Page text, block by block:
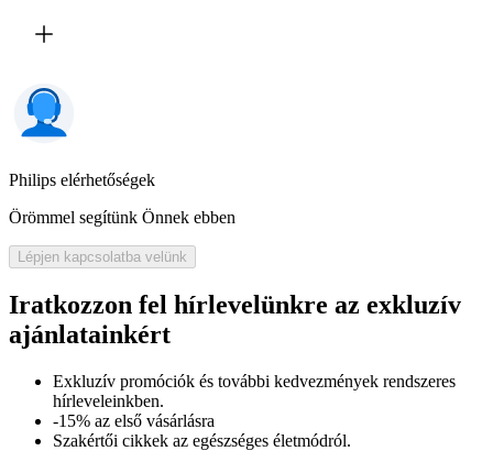
Philips elérhetőségek
Örömmel segítünk Önnek ebben
Lépjen kapcsolatba velünk
Iratkozzon fel hírlevelünkre az exkluzív
ajánlatainkért​
Exkluzív promóciók és további kedvezmények rendszeres
hírleveleinkben.
-15% az első vásárlásra
Szakértői cikkek az egészséges életmódról.